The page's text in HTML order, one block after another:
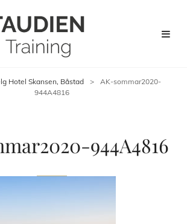
Hotel Skansen, Båstad >
AK-sommar2020-
944A4816
944A4816